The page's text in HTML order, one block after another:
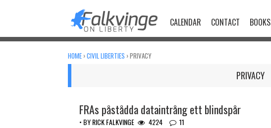
CALENDAR CONTACT BOOKS
HOME ›CIVIL LIBERTIES ›PRIVACY
PRIVACY
FRAs påstådda dataintrång ett blindspår
• BYRICK FALKVINGE 4224 11